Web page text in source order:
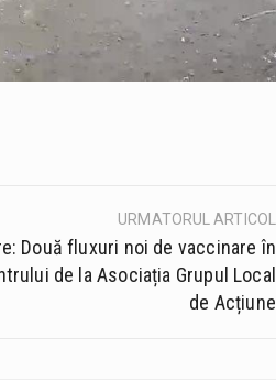
URMATORUL ARTICOL
Două fluxuri noi de vaccinare în
de la Asociația Grupul Local
de Acțiune